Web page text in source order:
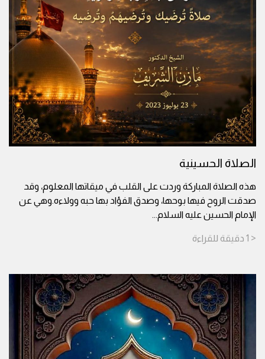
الصلاة الحسينية
هذه الصلاة المباركة وردت على القلب في ميقاتها المعلوم، وقد
صدقت الروح فيها بوحها، وصدق الفؤاد بها حبه وولاءه.وهي عن
الإمام الحسين عليه السلام...
< 1 دقيقة للقراءة